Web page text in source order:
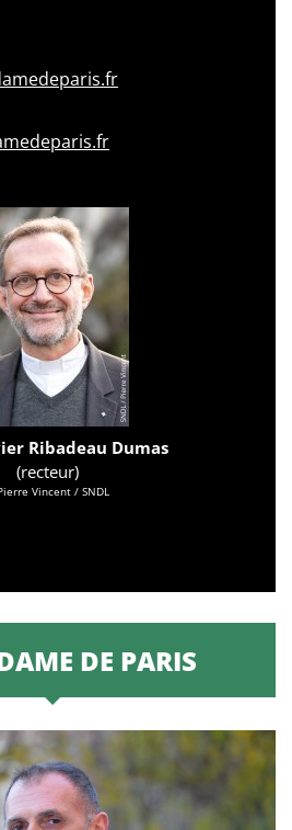
Ribadeau Dumas
(recteur)
Vincent / SNDL
DE PARIS